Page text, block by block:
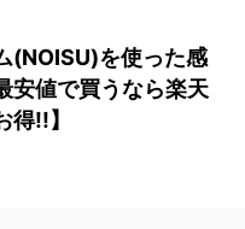
(NOISU)を使った感
安値で買うなら楽天
得!!】